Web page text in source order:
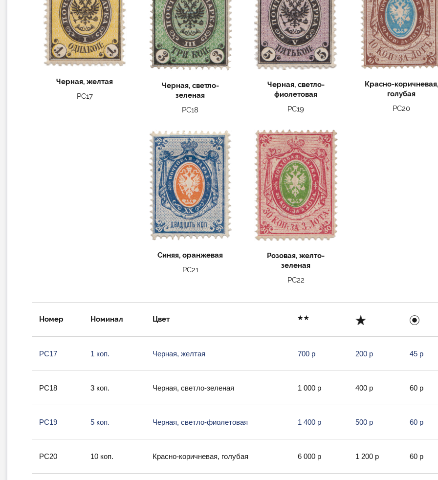
Черная, желтая
РС17
Черная, светло-
зеленая
РС18
Черная, светло-
фиолетовая
РС19
Красно-коричневая,
голубая
РС20
Синяя, оранжевая
РС21
Розовая, желто-
зеленая
РС22
Номер Номинал Цвет
РС17 1 коп. Черная, желтая 700 р 200 р 45 р
РС18 3 коп. Черная, светло-зеленая 1 000 р 400 р 60 р
РС19 5 коп. Черная, светло-фиолетовая 1 400 р 500 р 60 р
РС20 10 коп. Красно-коричневая, голубая 6 000 р 1 200 р 60 р